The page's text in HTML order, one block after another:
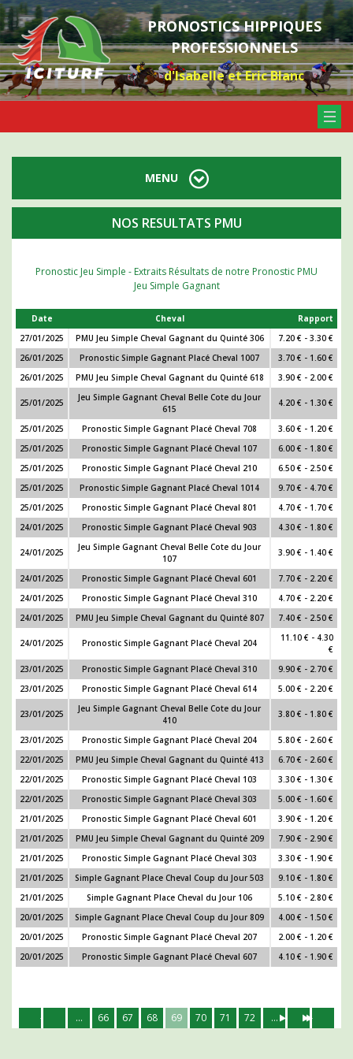
PRONOSTICS HIPPIQUES
PROFESSIONNELS
d'Isabelle et Eric Blanc
NOS RESULTATS PMU
Pronostic Jeu Simple - Extraits Résultats de notre Pronostic PMU
Jeu Simple Gagnant
Date Cheval
Rapport
27/01/2025
PMU Jeu Simple Cheval Gagnant du Quinté 306
7.20 € - 3.30 €
26/01/2025
Pronostic Simple Gagnant Placé Cheval 1007
3.70 € - 1.60 €
26/01/2025
PMU Jeu Simple Cheval Gagnant du Quinté 618 3.90 € - 2.00 €
25/01/2025
Jeu Simple Gagnant Cheval Belle Cote du Jour
615
4.20 € - 1.30 €
25/01/2025 Pronostic Simple Gagnant Placé Cheval 708
3.60 € - 1.20 €
25/01/2025
Pronostic Simple Gagnant Placé Cheval 107
6.00 € - 1.80 €
25/01/2025
Pronostic Simple Gagnant Placé Cheval 210
6.50 € - 2.50 €
25/01/2025
Pronostic Simple Gagnant Placé Cheval 1014
9.70 € - 4.70 €
25/01/2025
Pronostic Simple Gagnant Placé Cheval 801
4.70 € - 1.70 €
24/01/2025
Pronostic Simple Gagnant Placé Cheval 903 4.30 € - 1.80 €
24/01/2025
Jeu Simple Gagnant Cheval Belle Cote du Jour
107
3.90 € - 1.40 €
24/01/2025 Pronostic Simple Gagnant Placé Cheval 601
7.70 € - 2.20 €
24/01/2025
Pronostic Simple Gagnant Placé Cheval 310
4.70 € - 2.20 €
24/01/2025
PMU Jeu Simple Cheval Gagnant du Quinté 807 7.40 € - 2.50 €
24/01/2025 Pronostic Simple Gagnant Placé Cheval 204
11.10 € - 4.30
€
23/01/2025
Pronostic Simple Gagnant Placé Cheval 310
9.90 € - 2.70 €
23/01/2025
Pronostic Simple Gagnant Placé Cheval 614 5.00 € - 2.20 €
23/01/2025
Jeu Simple Gagnant Cheval Belle Cote du Jour
410
3.80 € - 1.80 €
23/01/2025 Pronostic Simple Gagnant Placé Cheval 204
5.80 € - 2.60 €
22/01/2025
PMU Jeu Simple Cheval Gagnant du Quinté 413
6.70 € - 2.60 €
22/01/2025
Pronostic Simple Gagnant Placé Cheval 103
3.30 € - 1.30 €
22/01/2025
Pronostic Simple Gagnant Placé Cheval 303
5.00 € - 1.60 €
21/01/2025
Pronostic Simple Gagnant Placé Cheval 601
3.90 € - 1.20 €
21/01/2025
PMU Jeu Simple Cheval Gagnant du Quinté 209
7.90 € - 2.90 €
21/01/2025
Pronostic Simple Gagnant Placé Cheval 303
3.30 € - 1.90 €
21/01/2025
Simple Gagnant Place Cheval Coup du Jour 503
9.10 € - 1.80 €
21/01/2025
Simple Gagnant Place Cheval du Jour 106
5.10 € - 2.80 €
20/01/2025
Simple Gagnant Place Cheval Coup du Jour 809
4.00 € - 1.50 €
20/01/2025
Pronostic Simple Gagnant Placé Cheval 207
2.00 € - 1.20 €
20/01/2025
Pronostic Simple Gagnant Placé Cheval 607 4.10 € - 1.90 €
... 66 67 68 69 70 71 72 ...
MENU